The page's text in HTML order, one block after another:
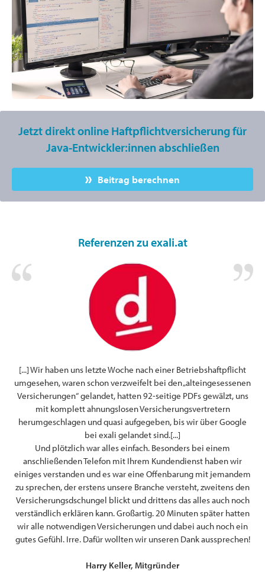
Jetzt direkt online Haftpflichtversicherung für
Java-Entwickler:innen abschließen
Beitrag berechnen
Referenzen zu exali.at
[...] Wir haben uns letzte Woche nach einer Betriebshaftpflicht
umgesehen, waren schon verzweifelt bei den „alteingesessenen
Versicherungen“ gelandet, hatten 92-seitige PDFs gewälzt, uns
mit komplett ahnungslosen Versicherungsvertretern
herumgeschlagen und quasi aufgegeben, bis wir über Google
bei exali gelandet sind.[...]
Und plötzlich war alles einfach. Besonders bei einem
anschließenden Telefon mit Ihrem Kundendienst haben wir
einiges verstanden und es war eine Offenbarung mit jemandem
zu sprechen, der erstens unsere Branche versteht, zweitens den
Versicherungsdschungel blickt und drittens das alles auch noch
verständlich erklären kann. Großartig. 20 Minuten später hatten
wir alle notwendigen Versicherungen und dabei auch noch ein
gutes Gefühl. Irre. Dafür wollten wir unseren Dank aussprechen!
Harry Keller, Mitgründer